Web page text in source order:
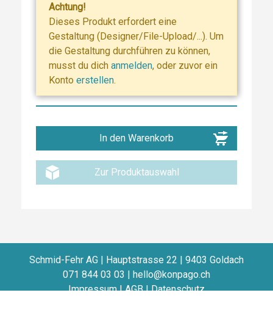
Achtung!
Dieses Produkt erfordert eine
Gestaltung (Designer/File-Upload/...). Um
die Gestaltung durchführen zu können,
musst du dich anmelden, oder zuvor ein
Konto erstellen.
Zur Produktauswahl
Schmid-Fehr AG | Hauptstrasse 22 | 9403 Goldach
071 844 03 03 | hello@konpago.ch
Impressum|AGB|Datenschutz